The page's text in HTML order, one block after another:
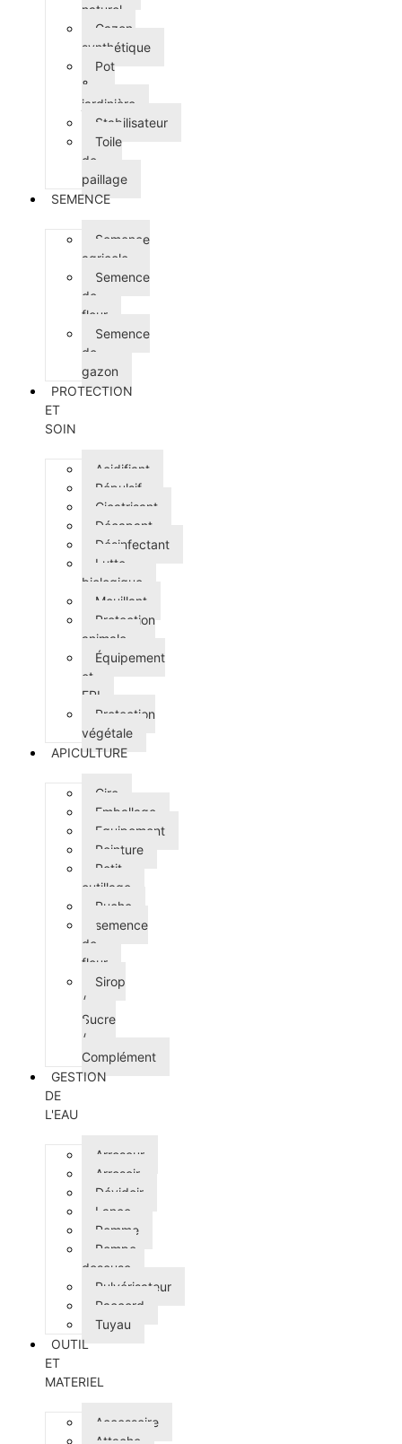
naturel
Gazon
synthétique
Pot
&
jardinière
Stabilisateur
Toile
de
paillage
SEMENCE
Semence
agricole
Semence
de
fleur
Semence
de
gazon
PROTECTION
ET
SOIN
Acidifiant
Répulsif
Cicatrisant
Décapant
Désinfectant
Lutte
biologique
Mouillant
Protection
animale
Équipement
et
EPI
Protection
végétale
APICULTURE
Cire
Emballage
Equipement
Peinture
Petit
outillage
Ruche
semence
de
fleur
Sirop
/
Sucre
/
Complément
GESTION
DE
L'EAU
Arroseur
Arrosoir
Dévidoir
Lance
Pomme
Pompe
doseuse
Pulvérisateur
Raccord
Tuyau
OUTIL
ET
MATERIEL
Accessoire